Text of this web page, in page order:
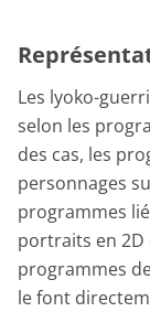
Les lyoko-
selon les
des cas, les
personnages
programmes
portraits en 2D
programmes
le font